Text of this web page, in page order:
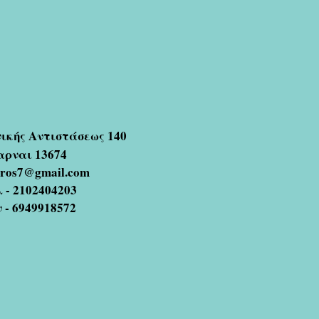
Αντιστάσεως 140
13674
- 2102404203
- 6949918572